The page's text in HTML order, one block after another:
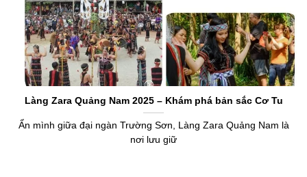
Làng Zara Quảng Nam 2025 – Khám phá bản sắc Cơ Tu
Ẩn mình giữa đại ngàn Trường Sơn, Làng Zara Quảng Nam là
nơi lưu giữ